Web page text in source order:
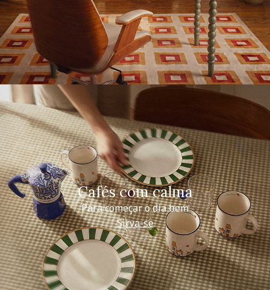
Cafés com calma
Para começar o dia bem
Sirva-se